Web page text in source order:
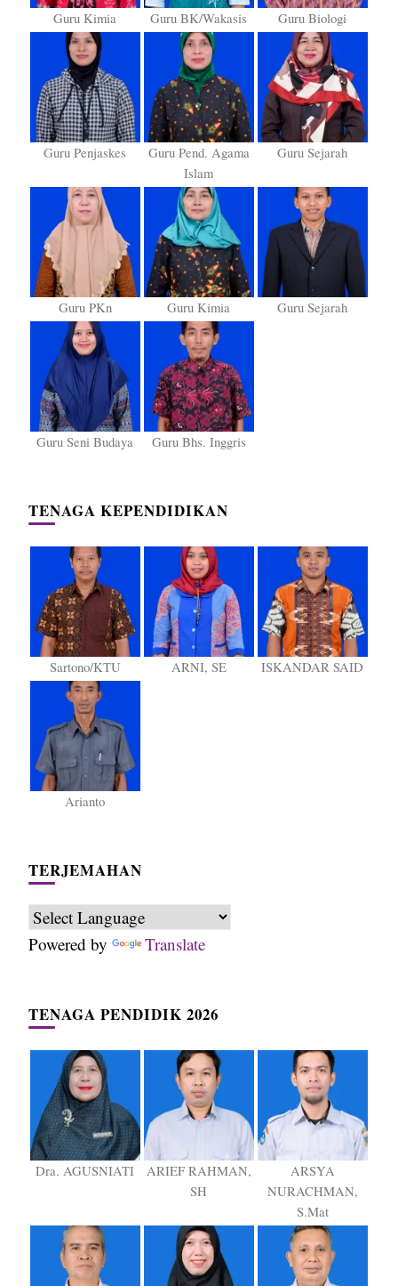
Guru Kimia Guru BK/Wakasis Guru Biologi
Guru Penjaskes
Guru Pend. Agama
Islam
Guru Sejarah
Guru PKn Guru Kimia Guru Sejarah
Guru Seni Budaya Guru Bhs. Inggris
TENAGA KEPENDIDIKAN
Sartono/KTU ARNI, SE ISKANDAR SAID
Arianto
TERJEMAHAN
Powered by Translate
TENAGA PENDIDIK 2026
Dra. AGUSNIATI
ARIEF RAHMAN,
SH
ARSYA
NURACHMAN,
S.Mat